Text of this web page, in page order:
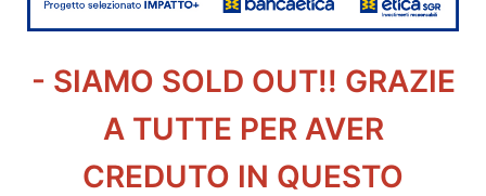
- SIAMO SOLD OUT!! GRAZIE
A TUTTE PER AVER
CREDUTO IN QUESTO